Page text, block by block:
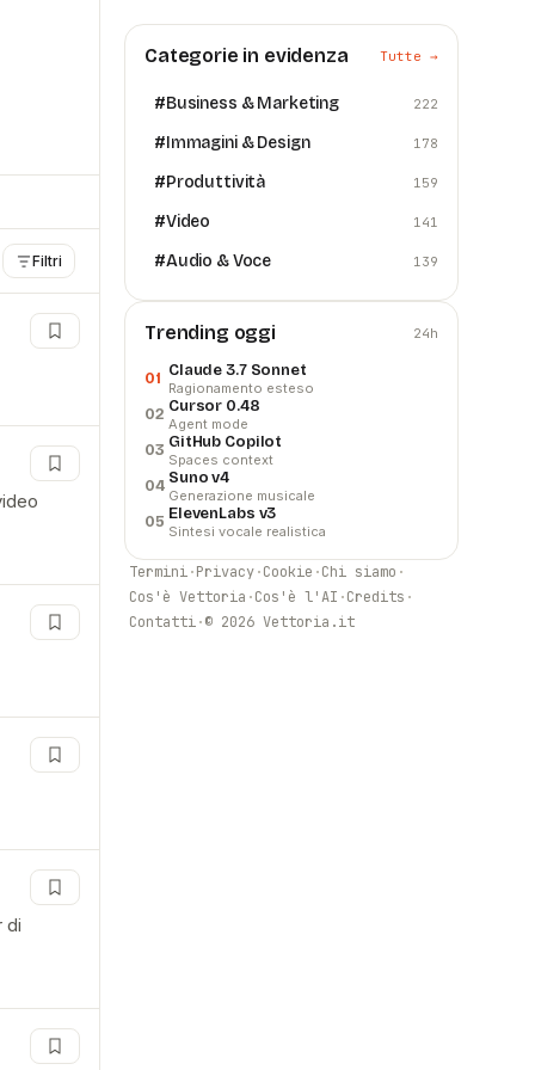
Filtri
di
Categorie in evidenza Tutte →
#Business & Marketing 222
#Immagini & Design 178
#Produttività 159
#Video 141
#Audio & Voce 139
Trending oggi 24h
01 Claude 3.7 Sonnet
Ragionamento esteso
02 Cursor 0.48
Agent mode
03 GitHub Copilot
Spaces context
04 Suno v4
Generazione musicale
05 ElevenLabs v3
Sintesi vocale realistica
Termini·Privacy·Cookie ·Chi siamo ·
Cos'è Vettoria ·Cos'è l'AI ·Credits ·
Contatti·© 2026 Vettoria.it